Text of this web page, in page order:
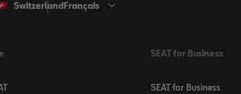
Switzerland Français
SEAT for Business
SEAT for Business